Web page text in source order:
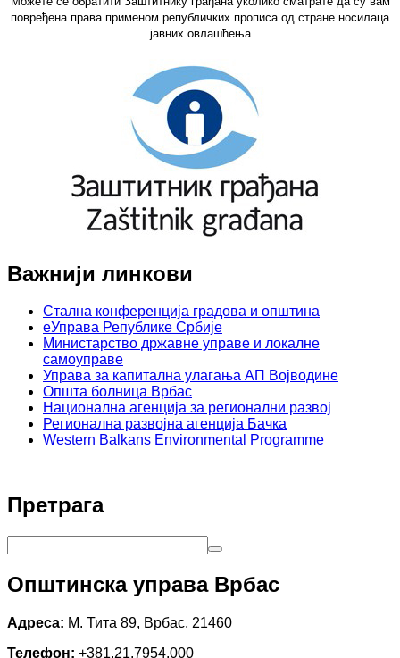
повређена права применом републичких прописа од стране носилаца
јавних овлашћења
Важнији линкови
Стална конференција градова и општина
еУправа Републике Србије
Министарство државне управе и локалне
самоуправе
Управа за капитална улагања АП Војводине
Општа болница Врбас
Национална агенција за регионални развој
Регионална развојна агенција Бачка
Western Balkans Environmental Programme
Претрага
Општинска управа Врбас
Адреса: М. Тита 89, Врбас, 21460
Телефон: +381.21.7954.000